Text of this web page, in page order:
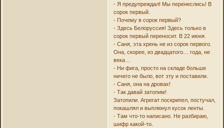
- Я предупреждал! Мы перенеслись! В
сорок первый.
- Почему в сорок первый?
- Здесь Белоруссия! Здесь только в
сорок первый переносит. В 22 июня.
- Саня, эта хрень не из сорок первого.
Она, скорее, из двадцатого… года, не
века…
- Ни фига, просто на складе больше
ничего не было, вот эту и поставили.
- Саня, она на дровах!
- Так давай затопим!
Затопили. Агрегат поскрипел, постучал,
покашлял и выплюнул кусок ленты.
- Там что-то написано. Не разбираю,
шифр какой-то.